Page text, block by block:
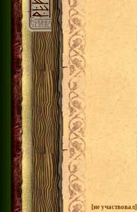
[не участвовал]